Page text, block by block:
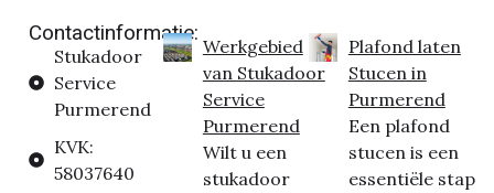
Contactinformatie:
Stukadoor
Service
Purmerend
KVK:
58037640
Werkgebied
van Stukadoor
Service
Purmerend
Wilt u een
stukadoor
Plafond laten
Stucen in
Purmerend
Een plafond
stucen is een
essentiële stap